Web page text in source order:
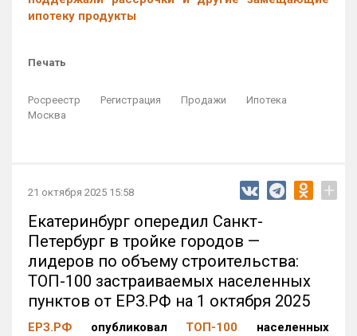
ипотеку продукты
Печать
Росреестр Регистрация Продажи
Ипотека
Москва
21 октября 2025 15:58 +
Екатеринбург опередил Санкт-
Петербург в тройке городов —
лидеров по объему строительства:
ТОП-100 застраиваемых населенных
пунктов от ЕРЗ.РФ на 1 октября 2025
ЕРЗ.РФ опубликовал ТОП-100 населенных